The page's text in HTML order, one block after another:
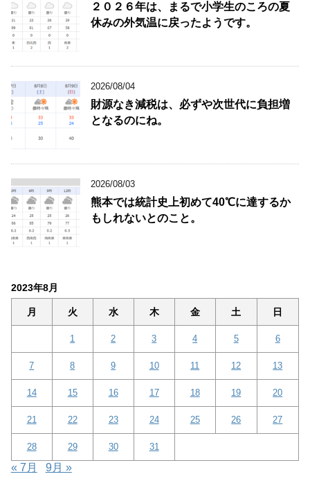
２０２６年は、まるで小学生のころの夏
休みの外気温に戻ったようです。
2026/08/04
財源なき減税は、必ずや次世代に負担増
となるのにね。
2026/08/03
熊本では統計史上初めて40℃に達するか
もしれないとのこと。
2023年8月
月 火 水 木 金 土 日
1 2 3 4 5 6
7 8 9 10 11 12 13
14 15 16 17 18 19 20
21 22 23 24 25 26 27
28 29 30 31
« 7月 9月 »